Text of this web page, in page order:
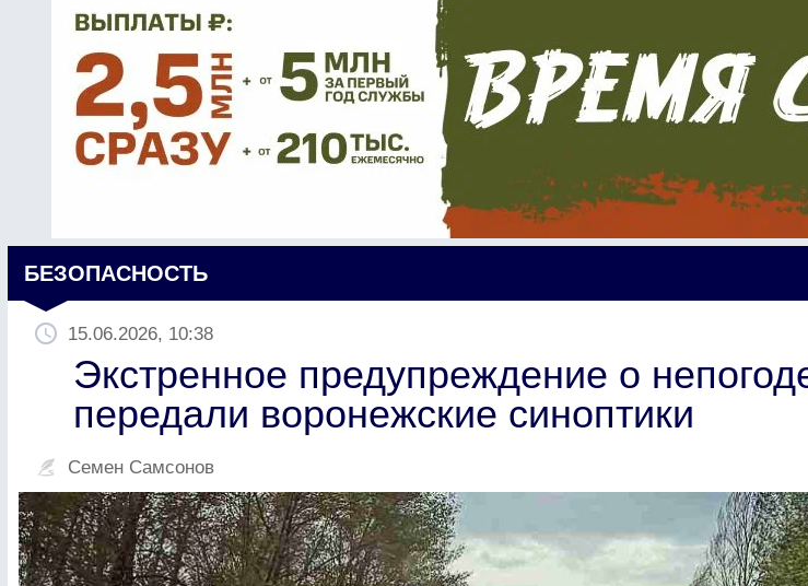
БЕЗОПАСНОСТЬ
15.06.2026, 10:38
Экстренное предупреждение о
передали воронежские синоптики
Семен Самсонов